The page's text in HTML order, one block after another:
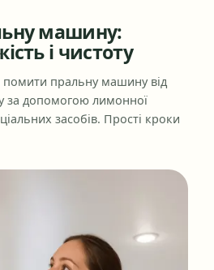
машину:
і чистоту
помити пральну машину від
за допомогою лимонної
засобів. Прості кроки